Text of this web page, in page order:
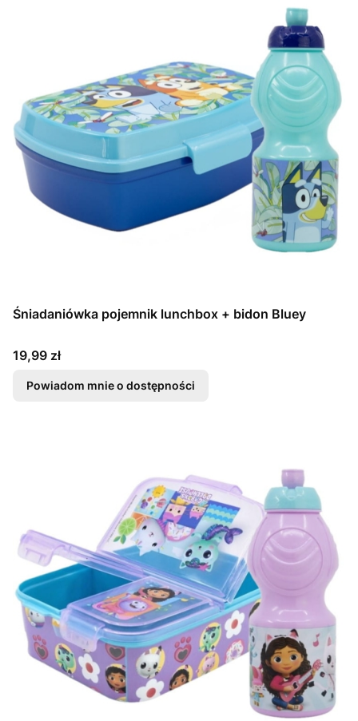
Śniadaniówka pojemnik lunchbox + bidon Bluey
Cena
19,99 zł
Powiadom mnie o dostępności